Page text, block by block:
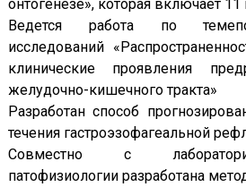
онтогенезе», которая включает 11
Ведется работа по
исследований
клинические проявления
желудочно-кишечного тракта»
Разработан способ
течения гастроэзофагеальной
Совместно с
патофизиологии разработана